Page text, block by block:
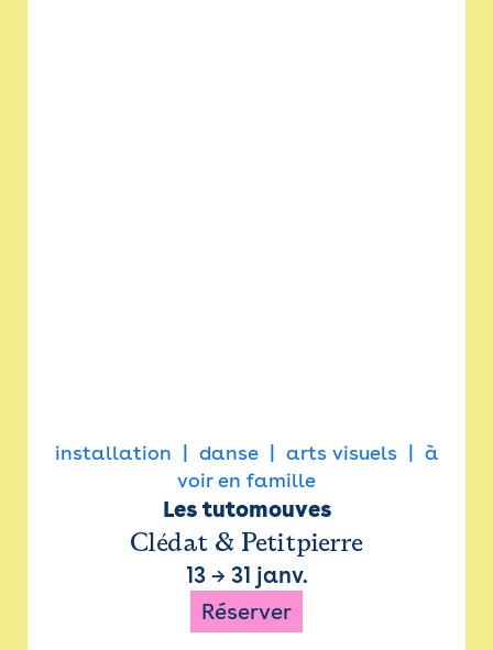
installation danse arts visuels
à
voir en famille
Les tutomouves
Clédat & Petitpierre
13→ 31 janv.
Réserver